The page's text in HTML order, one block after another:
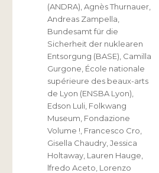
(ANDRA) ,Agnès Thurnauer
Andreas Zampella
Bundesamt für die
Sicherheit der nuklearen
Entsorgung (BASE) Camilla
Gurgone École nationale
supérieure des beaux-arts
de Lyon (ENSBA Lyon)
Edson Luli Folkwang
Museum Fondazione
Volume ! Francesco Cro
Gisella Chaudry ,Jessica
Holtaway Lauren Hauge
lfredo Aceto Lorenzo